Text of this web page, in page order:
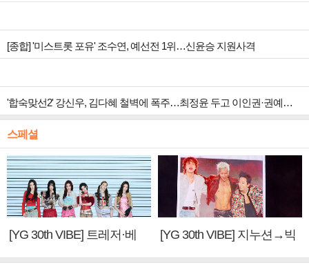
[종합] '미스트롯 포유' 조수연, 예선전 1위…신윤승 지원사격
'합숙맞선2' 강신우, 김다혜 철벽에 폭주…최정윤 두고 이인권·권예찬·문성모 경쟁
스페셜
[YG 30th VIBE] 트레저·베
[YG 30th VIBE] 지누션→빅